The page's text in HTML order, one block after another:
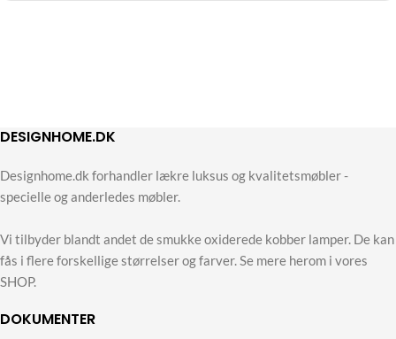
DESIGNHOME.DK
Designhome.dk forhandler lækre luksus og kvalitetsmøbler -
specielle og anderledes møbler.
Vi tilbyder blandt andet de smukke oxiderede kobber lamper. De kan
fås i flere forskellige størrelser og farver. Se mere herom i vores
SHOP.
DOKUMENTER